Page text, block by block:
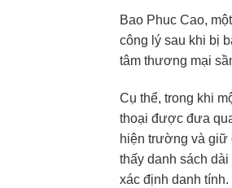
Bao Phuc Cao,
công lý sau khi bị
tâm thương mại
Cụ thể, trong khi
thoại được đưa
hiện trường và giữ
thấy danh sách
xác định danh tính.